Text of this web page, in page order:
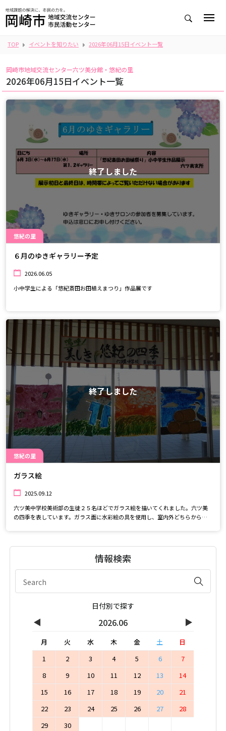
TOP イベントを知りたい 2026年06月15日イベント一覧
岡崎市地域交流センター六ツ美分館・悠紀の里
2026年06月15日イベント一覧
悠紀の里
終了しました
６月のゆきギャラリー予定
2026.06.05
小中学生による「悠紀斎田お田植えまつり」作品展です
悠紀の里
終了しました
ガラス絵
2025.09.12
六ツ美中学校美術部の生徒２５名ほどでガラス絵を描いてくれました。六ツ美
の四季を表しています。ガラス面に水彩絵の具を使用し、室内外どちらから見
情報検索
日付別で探す
◀ 2026.06 ▶
月 火 水 木 金 土
日
1
2 3 4 5 6
7
8
9 10 11 12 13
14
15
16 17 18 19 20
21
22
23 24 25 26 27
28
29
30